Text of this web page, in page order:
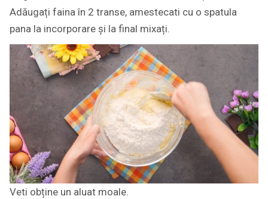
Adăugați faina în 2 transe, amestecati cu o spatula
pana la incorporare și la final mixați.
Veti obține un aluat moale.